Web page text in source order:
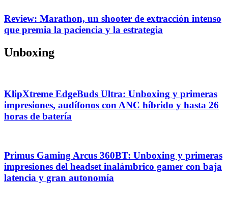
Review: Marathon, un shooter de extracción intenso
que premia la paciencia y la estrategia
Unboxing
KlipXtreme EdgeBuds Ultra: Unboxing y primeras
impresiones, audífonos con ANC híbrido y hasta 26
horas de batería
Primus Gaming Arcus 360BT: Unboxing y primeras
impresiones del headset inalámbrico gamer con baja
latencia y gran autonomía